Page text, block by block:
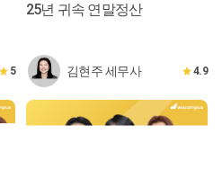
5
25년 귀속 연말정산
김현주 세무사 4.9